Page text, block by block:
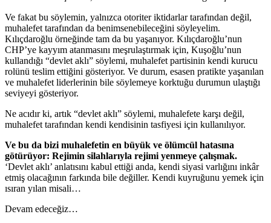
Ve fakat bu söylemin, yalnızca otoriter iktidarlar tarafından değil,
muhalefet tarafından da benimsenebileceğini söyleyelim.
Kılıçdaroğlu örneğinde tam da bu yaşanıyor. Kılıçdaroğlu’nun
CHP’ye kayyım atanmasını meşrulaştırmak için, Kuşoğlu’nun
kullandığı “devlet aklı” söylemi, muhalefet partisinin kendi kurucu
rolünü teslim ettiğini gösteriyor. Ve durum, esasen pratikte yaşanılan
ve muhalefet liderlerinin bile söylemeye korktuğu durumun ulaştığı
seviyeyi gösteriyor.
Ne acıdır ki, artık “devlet aklı” söylemi, muhalefete karşı değil,
muhalefet tarafından kendi kendisinin tasfiyesi için kullanılıyor.
Ve bu da bizi muhalefetin en büyük ve ölümcül hatasına
götürüyor: Rejimin silahlarıyla rejimi yenmeye çalışmak.
‘Devlet aklı’ anlatısını kabul ettiği anda, kendi siyasi varlığını inkâr
etmiş olacağının farkında bile değiller. Kendi kuyruğunu yemek için
ısıran yılan misali…
Devam edeceğiz…